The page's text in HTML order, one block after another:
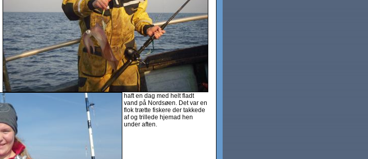
haft en dag med helt fladt
vand på Nordsøen. Det var en
flok trætte fiskere der takkede
af og trillede hjemad hen
under aften.